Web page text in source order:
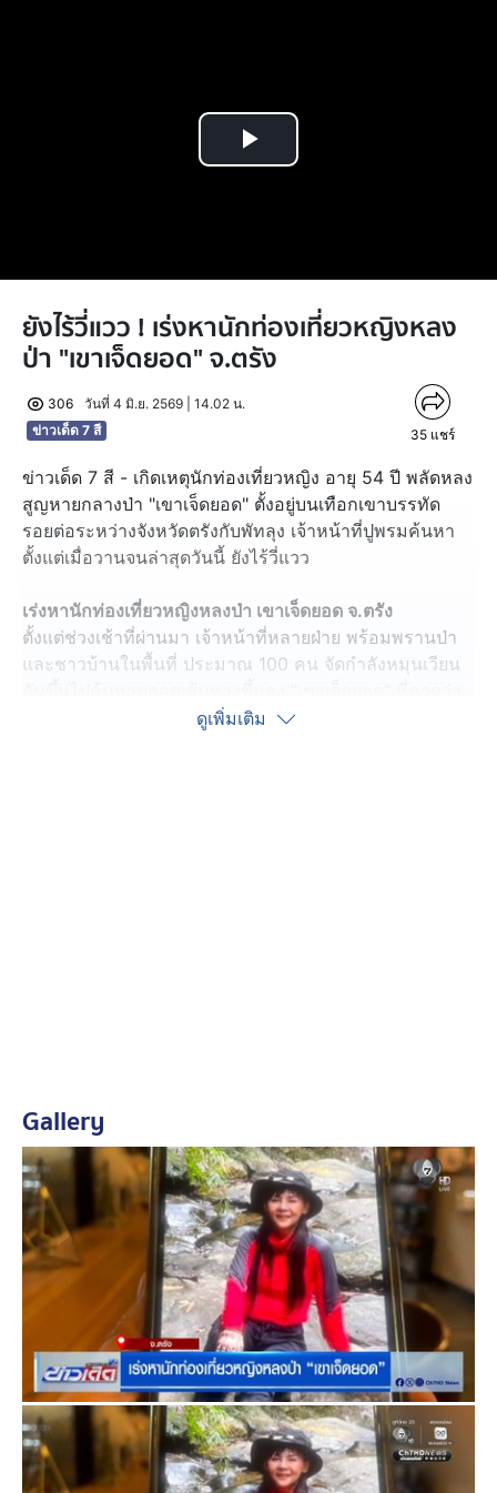
Play
ยังไร้วี่แวว ! เร่งหานักท่องเที่ยวหญิงหลง
ป่า "เขาเจ็ดยอด" จ.ตรัง
306
วันที่ 4 มิ.ย. 2569 | 14.02 น.
ข่าวเด็ด 7 สี
35 แชร์
ข่าวเด็ด 7 สี - เกิดเหตุนักท่องเที่ยวหญิง อายุ 54 ปี พลัดหลง
สูญหายกลางป่า "เขาเจ็ดยอด" ตั้งอยู่บนเทือกเขาบรรทัด
รอยต่อระหว่างจังหวัดตรังกับพัทลุง เจ้าหน้าที่ปูพรมค้นหา
ตั้งแต่เมื่อวานจนล่าสุดวันนี้ ยังไร้วี่แวว
เร่งหานักท่องเที่ยวหญิงหลงป่า เขาเจ็ดยอด จ.ตรัง
ตั้งแต่ช่วงเช้าที่ผ่านมา เจ้าหน้าที่หลายฝ่าย พร้อมพรานป่า
และชาวบ้านในพื้นที่ ประมาณ 100 คน จัดกำลังหมุนเวียน
หญิงที่สูญหายอาจพลัดหลงออกไปนอกเส้นทาง ท่ามกลาง
เจ้าหน้าที่ระดมกำลังจากหลายหน่วย เดินหน้าค้นหาต่อ ทั้ง
เดินเท้า และรถจักรยานยนต์ ขี่ตระเวนค้นหาในป่าตามจุด
ต่าง ๆ ที่คาดว่าผู้สูญหายจะเดินพลัดหลงเดินเข้าไป
ท่ามกลางความหวังว่าผู้สูญหายจะยังมีชีวิตรอดและ
ปลอดภัย
ดูเพิ่มเติม
Gallery